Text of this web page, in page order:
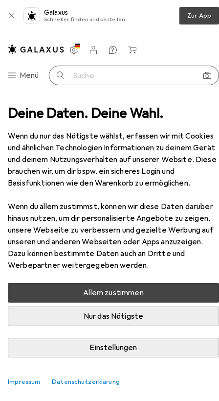
Deine Daten. Deine Wahl.
Wenn du nur das Nötigste wählst, erfassen wir mit Cookies
und ähnlichen Technologien Informationen zu deinem Gerät
und deinem Nutzungsverhalten auf unserer Website. Diese
brauchen wir, um dir bspw. ein sicheres Login und
Basisfunktionen wie den Warenkorb zu ermöglichen.
Wenn du allem zustimmst, können wir diese Daten darüber
hinaus nutzen, um dir personalisierte Angebote zu zeigen,
unsere Webseite zu verbessern und gezielte Werbung auf
unseren und anderen Webseiten oder Apps anzuzeigen.
Dazu können bestimmte Daten auch an Dritte und
Werbepartner weitergegeben werden.
Allem zustimmen
Nur das Nötigste
Einstellungen
Impressum Datenschutzerklärung
Galaxus
Schneller finden und bestellen Zur App
Navigation nach Kategorien
Menü Suche
Einstellungen
Kundenkonto
Vergleichslisten
Merklisten
Warenkorb
Couchtisch + Beistelltisch Hanah Home Lyon
EUR
164,99
Hanah Home
Lyon
60 x 105 x 32.60 cm
Hier findest du passendes Zubehör zum Produkt Hanah
Home Lyon aus der Kategorie Möbelgleiter +
Schutzpuffer.
Relevanz
Möbelgleiter + Schutzpuffer
Teppich-Gleiter
Teppichgleiter, 8 Stk.